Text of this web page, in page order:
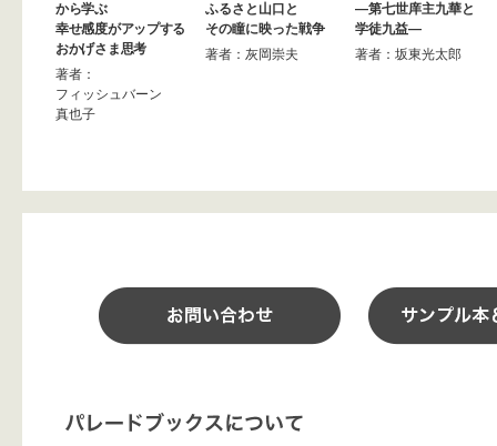
から学ぶ
幸せ感度がアップする
おかげさま思考
著者：
フィッシュバーン
真也子
ふるさと山口と
その瞳に映った戦争
著者：灰岡崇夫
—第七世庠主九華と
学徒九益—
著者：坂東光太郎